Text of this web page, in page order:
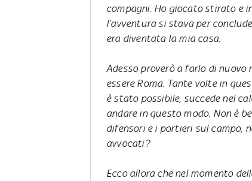
compagni. Ho giocato stirato e
l’avventura si stava per
era diventata la mia casa.
Adesso proverò a farlo di
essere Roma. Tante volte in
è stato possibile, succede nel
andare in questo modo. Non è
difensori e i portieri sul campo,
avvocati?
Ecco allora che nel momento